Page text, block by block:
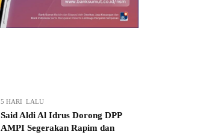
5 HARI LALU
Said Aldi Al Idrus Dorong DPP
AMPI Segerakan Rapim dan